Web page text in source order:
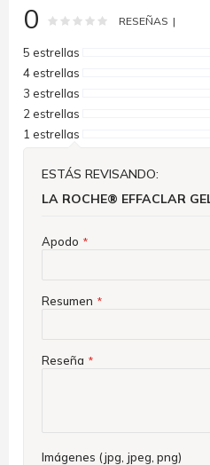
0 Rating: % of100
RESEÑAS
5 estrellas
4 estrellas
3 estrellas
2 estrellas
1 estrellas
ESTÁS REVISANDO:
LA ROCHE® EFFACLAR
Apodo
Resumen
Reseña
Imágenes (jpg, jpeg, png)